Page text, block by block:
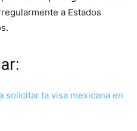
a Estados
solicitar la visa mexicana en